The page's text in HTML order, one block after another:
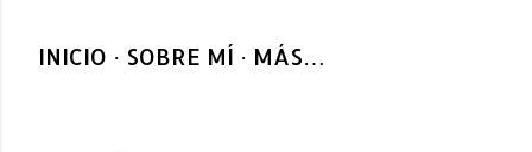
INICIO SOBRE MÍ MÁS…